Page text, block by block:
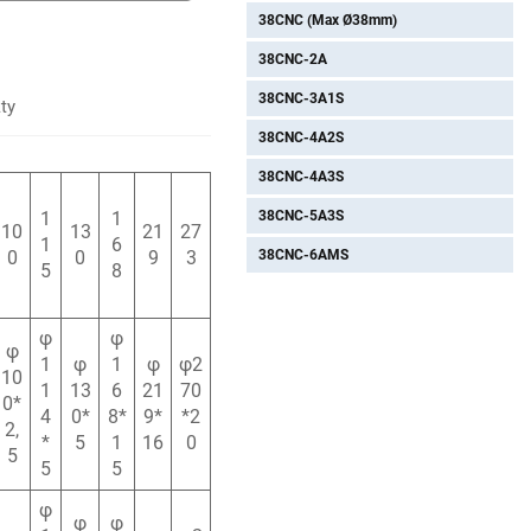
10
0
1
1
5
13
0
1
6
8
21
9
27
3
φ
10
0*
2,
5
φ
1
1
4
*
5
φ
13
0*
5
φ
1
6
8*
1
5
φ
21
9*
16
φ2
70
*2
0
φ
φ
φ
38CNC (Max Ø38mm)
38CNC-2A
38CNC-3A1S
38CNC-4A2S
38CNC-4A3S
38CNC-5A3S
38CNC-6AMS